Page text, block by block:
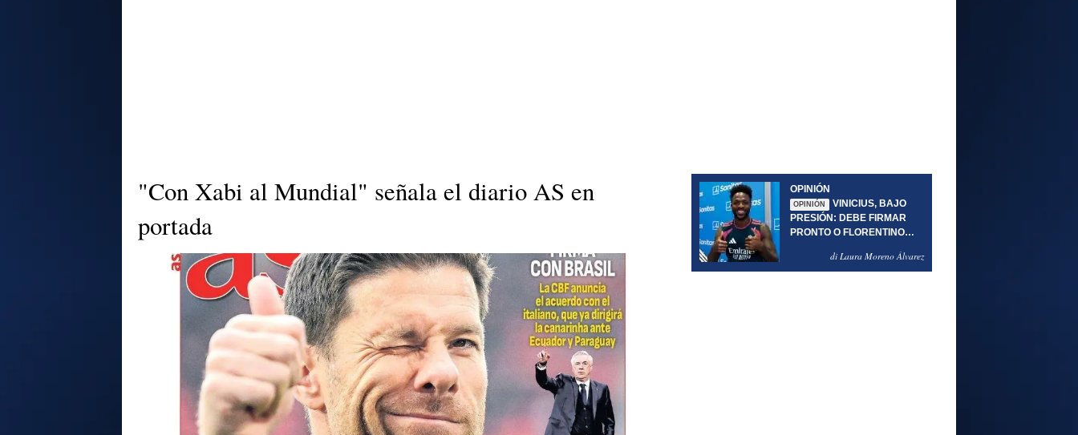
"Con Xabi al Mundial" señala el diario AS en
portada
OPINIÓN
OPINIÓN
VINICIUS, BAJO
PRESIÓN: DEBE FIRMAR
PRONTO O FLORENTINO
di Laura Moreno Álvarez